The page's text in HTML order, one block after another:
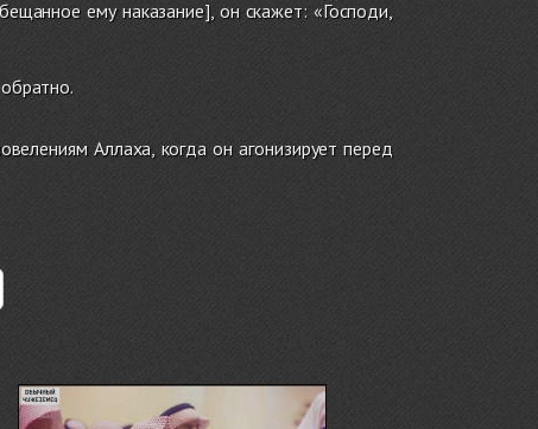
ему наказание], он скажет: «Господи,
Аллаха, когда он агонизирует перед